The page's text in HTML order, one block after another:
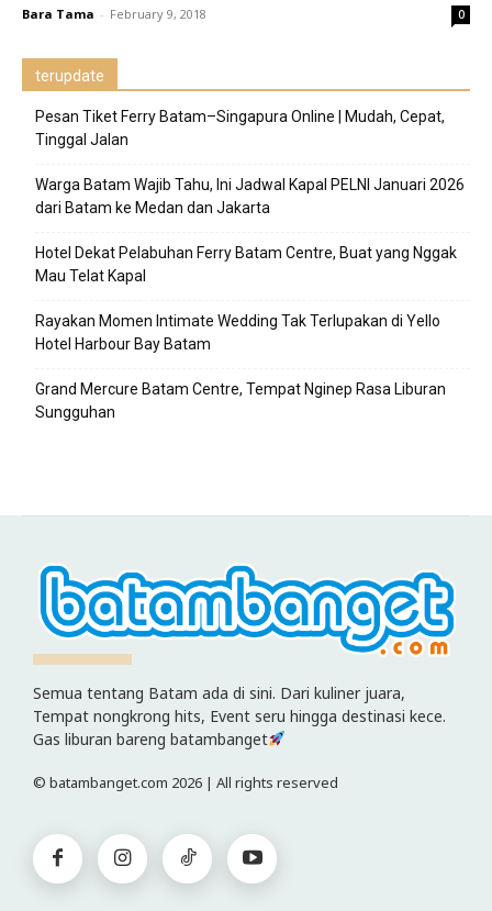
Bara Tama - February 9, 2018 0
terupdate
Pesan Tiket Ferry Batam–Singapura Online | Mudah, Cepat,
Tinggal Jalan
Warga Batam Wajib Tahu, Ini Jadwal Kapal PELNI Januari 2026
dari Batam ke Medan dan Jakarta
Hotel Dekat Pelabuhan Ferry Batam Centre, Buat yang Nggak
Mau Telat Kapal
Rayakan Momen Intimate Wedding Tak Terlupakan di Yello
Hotel Harbour Bay Batam
Grand Mercure Batam Centre, Tempat Nginep Rasa Liburan
Sungguhan
Semua tentang Batam ada di sini. Dari kuliner juara,
Tempat nongkrong hits, Event seru hingga destinasi kece.
Gas liburan bareng batambanget
© batambanget.com 2026 | All rights reserved